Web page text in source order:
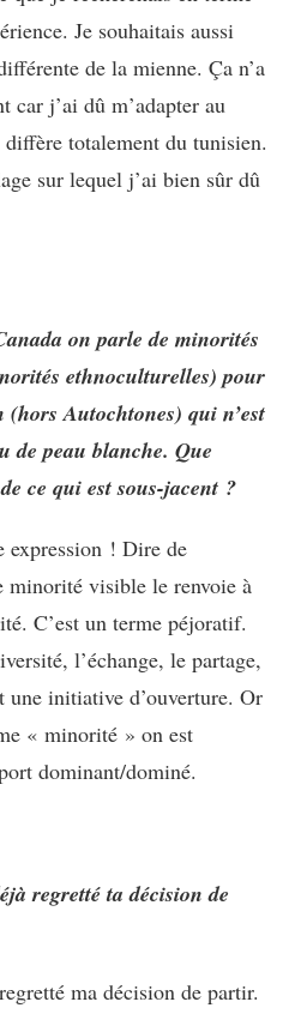
Je souhaitais aussi
de la mienne. Ça n’a
car j’ai dû m’adapter au
totalement du tunisien.
sur lequel j’ai bien sûr dû
on parle de minorités
ethnoculturelles) pour
Autochtones) qui n’est
de peau blanche. Que
ce qui est sous-jacent ?
expression ! Dire de
minorité visible le renvoie à
C’est un terme péjoratif.
l’échange, le partage,
initiative d’ouverture. Or
« minorité » on est
dominant/dominé.
regretté ta décision de
ma décision de partir.